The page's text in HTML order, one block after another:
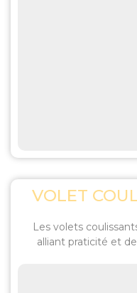
VOLET
Les volets
alliant praticité et